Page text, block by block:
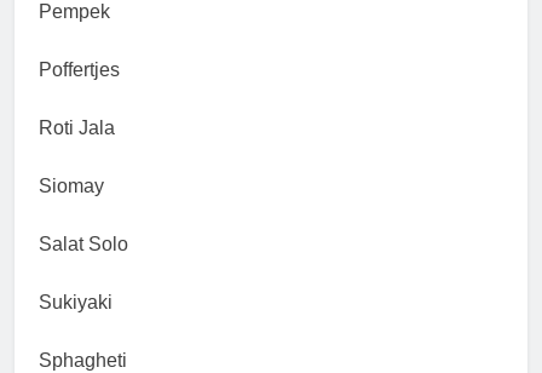
Pempek
Poffertjes
Roti Jala
Siomay
Salat Solo
Sukiyaki
Sphagheti